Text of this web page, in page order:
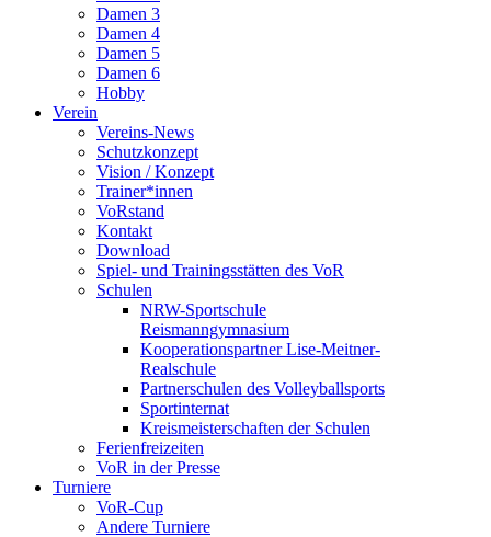
Damen 3
Damen 4
Damen 5
Damen 6
Hobby
Verein
Vereins-News
Schutzkonzept
Vision / Konzept
Trainer*innen
VoRstand
Kontakt
Download
Spiel- und Trainingsstätten des VoR
Schulen
NRW-Sportschule
Reismanngymnasium
Kooperationspartner Lise-Meitner-
Realschule
Partnerschulen des Volleyballsports
Sportinternat
Kreismeisterschaften der Schulen
Ferienfreizeiten
VoR in der Presse
Turniere
VoR-Cup
Andere Turniere